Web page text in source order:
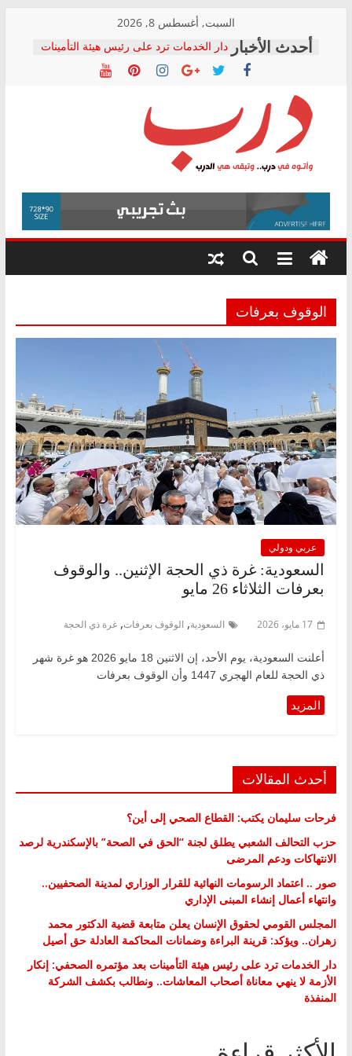
content
السبت, أغسطس 8, 2026
دار الخدمات ترد على رئيس هيئة التأمينات
بعد مؤتمره الصحفي: إنكار الأزمة لا ينهي
معاناة أصحاب المعاشات.. ونطالب بكشف
فرحات سليمان يكتب: القطاع الصحي إلى
أين؟
حزب التحالف الشعبي يطلق لجنة “الحق
في الصحة” بالإسكندرية لرصد الانتهاكات
ودعم المرضى
الوزاري لمدينة الصحفيين.. وانتهاء أعمال
إنشاء المبنى الإداري
المجلس القومي لحقوق الإنسان يعلن
متابعة قضية الدكتور محمد زهران.. ويؤكد:
قرينة البراءة وضمانات المحاكمة العادلة
درب
وأتوه
درب..
وتبقى
هي
الوقوف بعرفات
عربي ودولي
السعودية: غرة ذي الحجة الإثنين.. والوقوف
بعرفات الثلاثاء 26 مايو
17 مايو، 2026 السعودية, الوقوف بعرفات, غرة ذي الحجة
أعلنت ‌السعودية، يوم الأحد، إن الاثنين 18 ​مايو 2026 ​هو غرة شهر
ذي ⁠الحجة للعام الهجري ​1447 وأن الوقوف بعرفات
أحدث المقالات
فرحات سليمان يكتب: القطاع الصحي إلى أين؟
حزب التحالف الشعبي يطلق لجنة “الحق في الصحة” بالإسكندرية لرصد
الانتهاكات ودعم المرضى
صور .. اعتماد الرسومات النهائية للقرار الوزاري لمدينة الصحفيين..
وانتهاء أعمال إنشاء المبنى الإداري
المجلس القومي لحقوق الإنسان يعلن متابعة قضية الدكتور محمد
زهران.. ويؤكد: قرينة البراءة وضمانات المحاكمة العادلة حق أصيل
دار الخدمات ترد على رئيس هيئة التأمينات بعد مؤتمره الصحفي: إنكار
الأزمة لا ينهي معاناة أصحاب المعاشات.. ونطالب بكشف الشركة
المنفذة